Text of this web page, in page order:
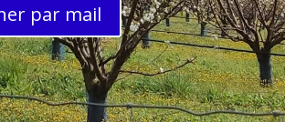
par mail